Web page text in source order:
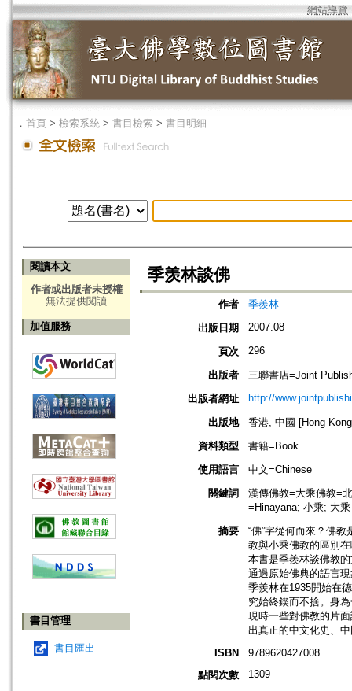
網站導覽
． 首頁 > 檢索系統 > 書目檢索 > 書目明細
閱讀本文
作者或出版者未授權
無法提供閱讀
加值服務
書目管理
書目匯出
季羡林談佛
作者
季羨林
出版日期
2007.08
頁次 296
出版者
三聯書店=Joint
出版者網址
http://
出版地
香港, 中國 [Hong
資料類型
書籍=Book
使用語言
中文=Chinese
關鍵詞
漢傳佛教=大乘佛教=
=Hinayana; 小乘; 大乘
摘要
“佛”字從何而來？佛
教與小乘佛教的區別
本書是季羨林談佛教
通過原始佛典的語言
季羨林在1935開始在
究始終鍥而不捨。身
現時一些對佛教的片
出真正的中文化史、
ISBN
9789620427008
點閱次數
1309